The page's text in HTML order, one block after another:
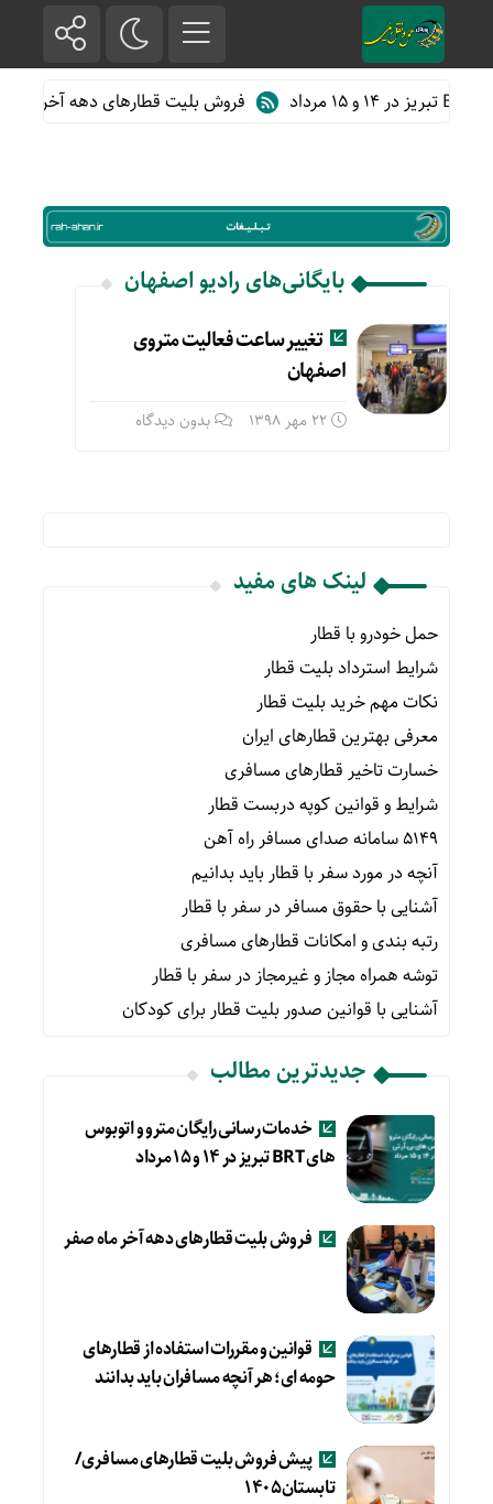
فروش بلیت قطارهای دهه آخر ماه
بایگانی‌های رادیو اصفهان
تغییر ساعت فعالیت متروی
اصفهان
22 مهر 1398 بدون دیدگاه
لینک های مفید
حمل خودرو با قطار
شرایط استرداد بلیت قطار
نکات مهم خرید بلیت قطار
معرفی بهترین قطارهای ایران
خسارت تاخیر قطارهای مسافری
شرایط و قوانین کوپه دربست قطار
۵۱۴۹ سامانه صدای مسافر راه آهن
آنچه در مورد سفر با قطار باید بدانیم
آشنایی با حقوق مسافر در سفر با قطار
رتبه بندی و امکانات قطارهای مسافری
توشه همراه مجاز و غیرمجاز در سفر با قطار
آشنایی با قوانین صدور بلیت قطار برای کودکان
جدیدترین مطالب
خدمات رسانی رایگان مترو و اتوبوس
های BRT تبریز در ۱۴ و ۱۵ مرداد
فروش بلیت قطارهای دهه آخر ماه صفر
قوانین و مقررات استفاده از قطارهای
حومه ای؛ هر آنچه مسافران باید بدانند
پیش فروش بلیت قطارهای مسافری/
تابستان۱۴۰۵